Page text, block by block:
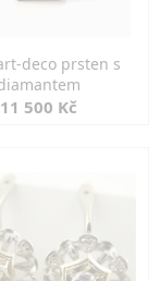
deco prsten s
11 500 Kč